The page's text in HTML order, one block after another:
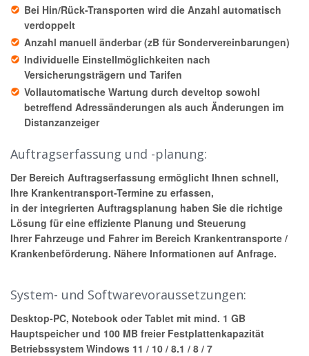
Bei Hin/Rück-Transporten wird die Anzahl automatisch
verdoppelt
Anzahl manuell änderbar (zB für Sondervereinbarungen)
Individuelle Einstellmöglichkeiten nach
Versicherungsträgern und Tarifen
Vollautomatische Wartung durch develtop sowohl
betreffend Adressänderungen als auch Änderungen im
Distanzanzeiger
Auftragserfassung und -planung:
Der Bereich Auftragserfassung ermöglicht Ihnen schnell,
Ihre Krankentransport-Termine zu erfassen,
in der integrierten Auftragsplanung haben Sie die richtige
Lösung für eine effiziente Planung und Steuerung
Ihrer Fahrzeuge und Fahrer im Bereich Krankentransporte /
Krankenbeförderung. Nähere Informationen auf Anfrage.
System- und Softwarevoraussetzungen:
Desktop-PC, Notebook oder Tablet mit mind. 1 GB
Hauptspeicher und 100 MB freier Festplattenkapazität
Betriebssystem Windows 11 / 10 / 8.1 / 8 / 7